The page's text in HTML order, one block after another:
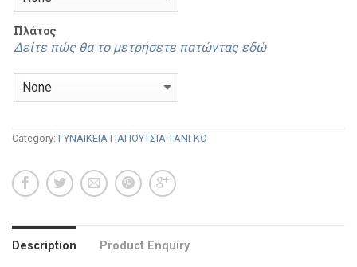
Πλάτος
Δείτε πώς θα το μετρήσετε πατώντας εδώ
Category: ΓΥΝΑΙΚΕΙΑ ΠΑΠΟΥΤΣΙΑ ΤΑΝΓΚΟ
Description Product Enquiry